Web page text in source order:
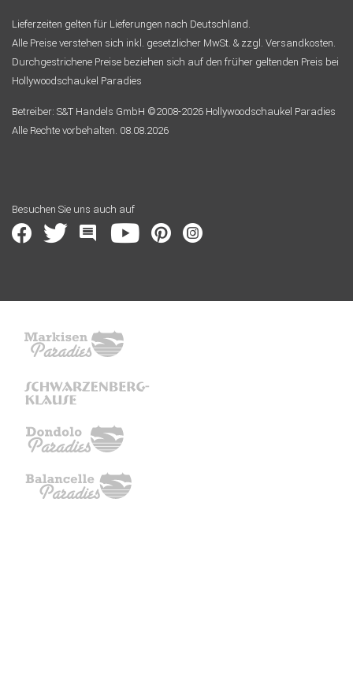
Lieferzeiten gelten für Lieferungen nach Deutschland.
Alle Preise verstehen sich inkl. gesetzlicher MwSt. & zzgl. Versandkosten.
Durchgestrichene Preise beziehen sich auf den früher geltenden Preis bei
Hollywoodschaukel Paradies
Betreiber: S&T Handels GmbH ©2008-2026 Hollywoodschaukel Paradies
Alle Rechte vorbehalten. 08.08.2026
Besuchen Sie uns auch auf